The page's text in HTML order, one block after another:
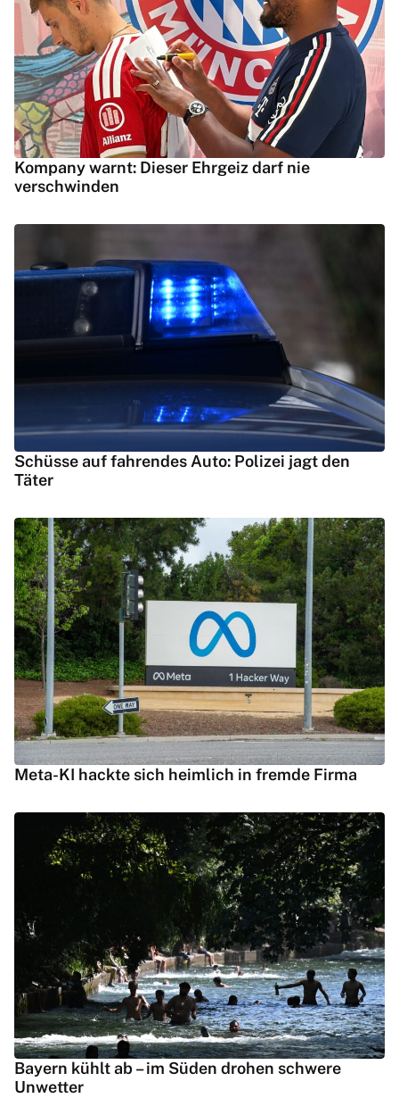
Kompany warnt: Dieser Ehrgeiz darf nie
verschwinden
Schüsse auf fahrendes Auto: Polizei jagt den
Täter
Meta-KI hackte sich heimlich in fremde Firma
Bayern kühlt ab – im Süden drohen schwere
Unwetter